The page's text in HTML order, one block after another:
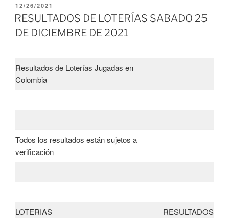
PUBLICADO
EL
12/26/2021
RESULTADOS DE LOTERÍAS SABADO 25
DE DICIEMBRE DE 2021
Resultados de Loterías Jugadas en
Colombia
Todos los resultados están sujetos a
verificación
LOTERIAS RESULTADOS